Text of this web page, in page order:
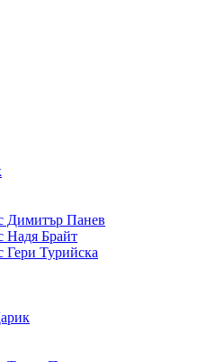
Димитър Панев
Надя Брайт
Гери Турийска